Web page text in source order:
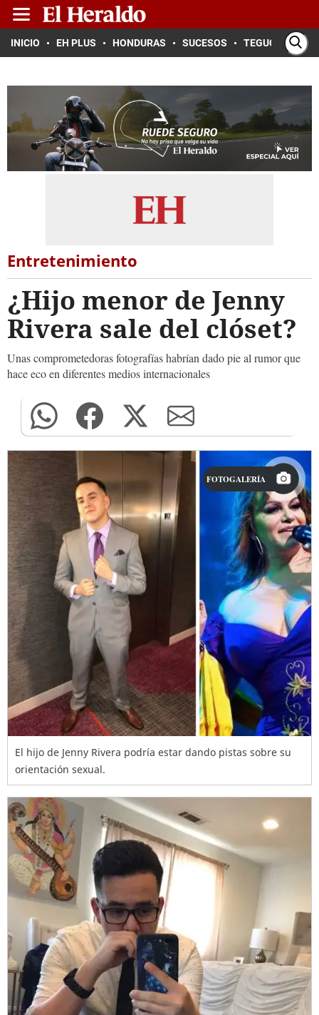
INICIO EH PLUS HONDURAS SUCESOS TEGUCIGALPA
Entretenimiento
¿Hijo menor de Jenny
Rivera sale del clóset?
Unas comprometedoras fotografías habrían dado pie al rumor que
hace eco en diferentes medios internacionales
FOTOGALERÍA
El hijo de Jenny Rivera podría estar dando pistas sobre su
orientación sexual.